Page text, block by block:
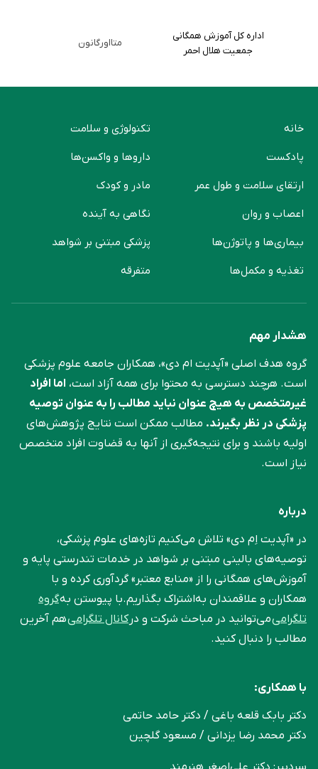
اداره کل آموزش همگانی
جمعیت هلال احمر
متااورگانون
خانه
پادکست
ارتقای سلامت و طول عمر
اعصاب و روان
بیماری‌ها و پاتوژن‌ها
تغذیه و مکمل‌ها
تکنولوژی و سلامت
دارو‌ها و واکسن‌ها
مادر و کودک
نگاهی به آینده
پزشکی مبتنی بر شواهد
متفرقه
هشدار مهم
گروه هدف اصلی «آپدیت ام دی»، همکاران جامعه علوم ‌پزشکی
است. هرچند دسترسی به محتوا برای همه آزاد است، اما افراد
غیرمتخصص به هیچ عنوان نباید مطالب را به عنوان توصیه
پزشکی در نظر بگیرند. مطالب ممکن است نتایج پژوهش‌های
اولیه باشند و برای نتیجه‌گیری از آنها به قضاوت افراد متخصص
نیاز است.
درباره
در «آپدیت اِم دی» تلاش می‌کنیم تازه‌های علوم پزشکی،
توصیه‌های بالینی مبتنی بر شواهد در خدمات تندرستی پایه و
آموزش‌های همگانی را از «منابع معتبر» گردآوری کرده و با
همکاران و علاقمندان به‌اشتراک بگذاریم.با پیوستن بهگروه
تلگرامیمی‌توانید در مباحث شرکت و درکانال تلگرامیهم آخرین
مطالب را دنبال کنید.
با همکاری:
دکتر بابک قلعه‌ باغی / دکتر حامد حاتمی
دکتر محمد رضا یزدانی / مسعود گلچین